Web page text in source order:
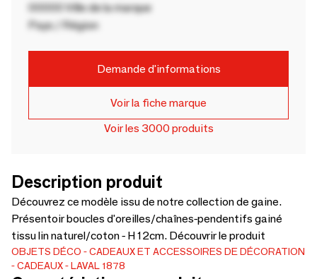
00000 Ville de la marque
Pays / Région
Demande d'informations
Voir la fiche marque
Voir les 3000 produits
Description produit
Découvrez ce modèle issu de notre collection de gaine.
Présentoir boucles d'oreilles/chaînes-pendentifs gainé
tissu lin naturel/coton - H 12cm. Découvrir le produit
OBJETS DÉCO
CADEAUX ET ACCESSOIRES DE DÉCORATION
CADEAUX
LAVAL 1878